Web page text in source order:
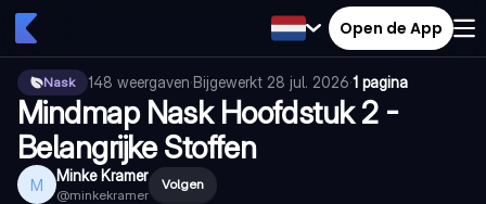
Open de App
Nask 148 weergaven·Bijgewerkt 28 jul. 2026·1 pagina
Mindmap Nask Hoofdstuk 2 -
Belangrijke Stoffen
M Minke Kramer
@minkekramer
Volgen